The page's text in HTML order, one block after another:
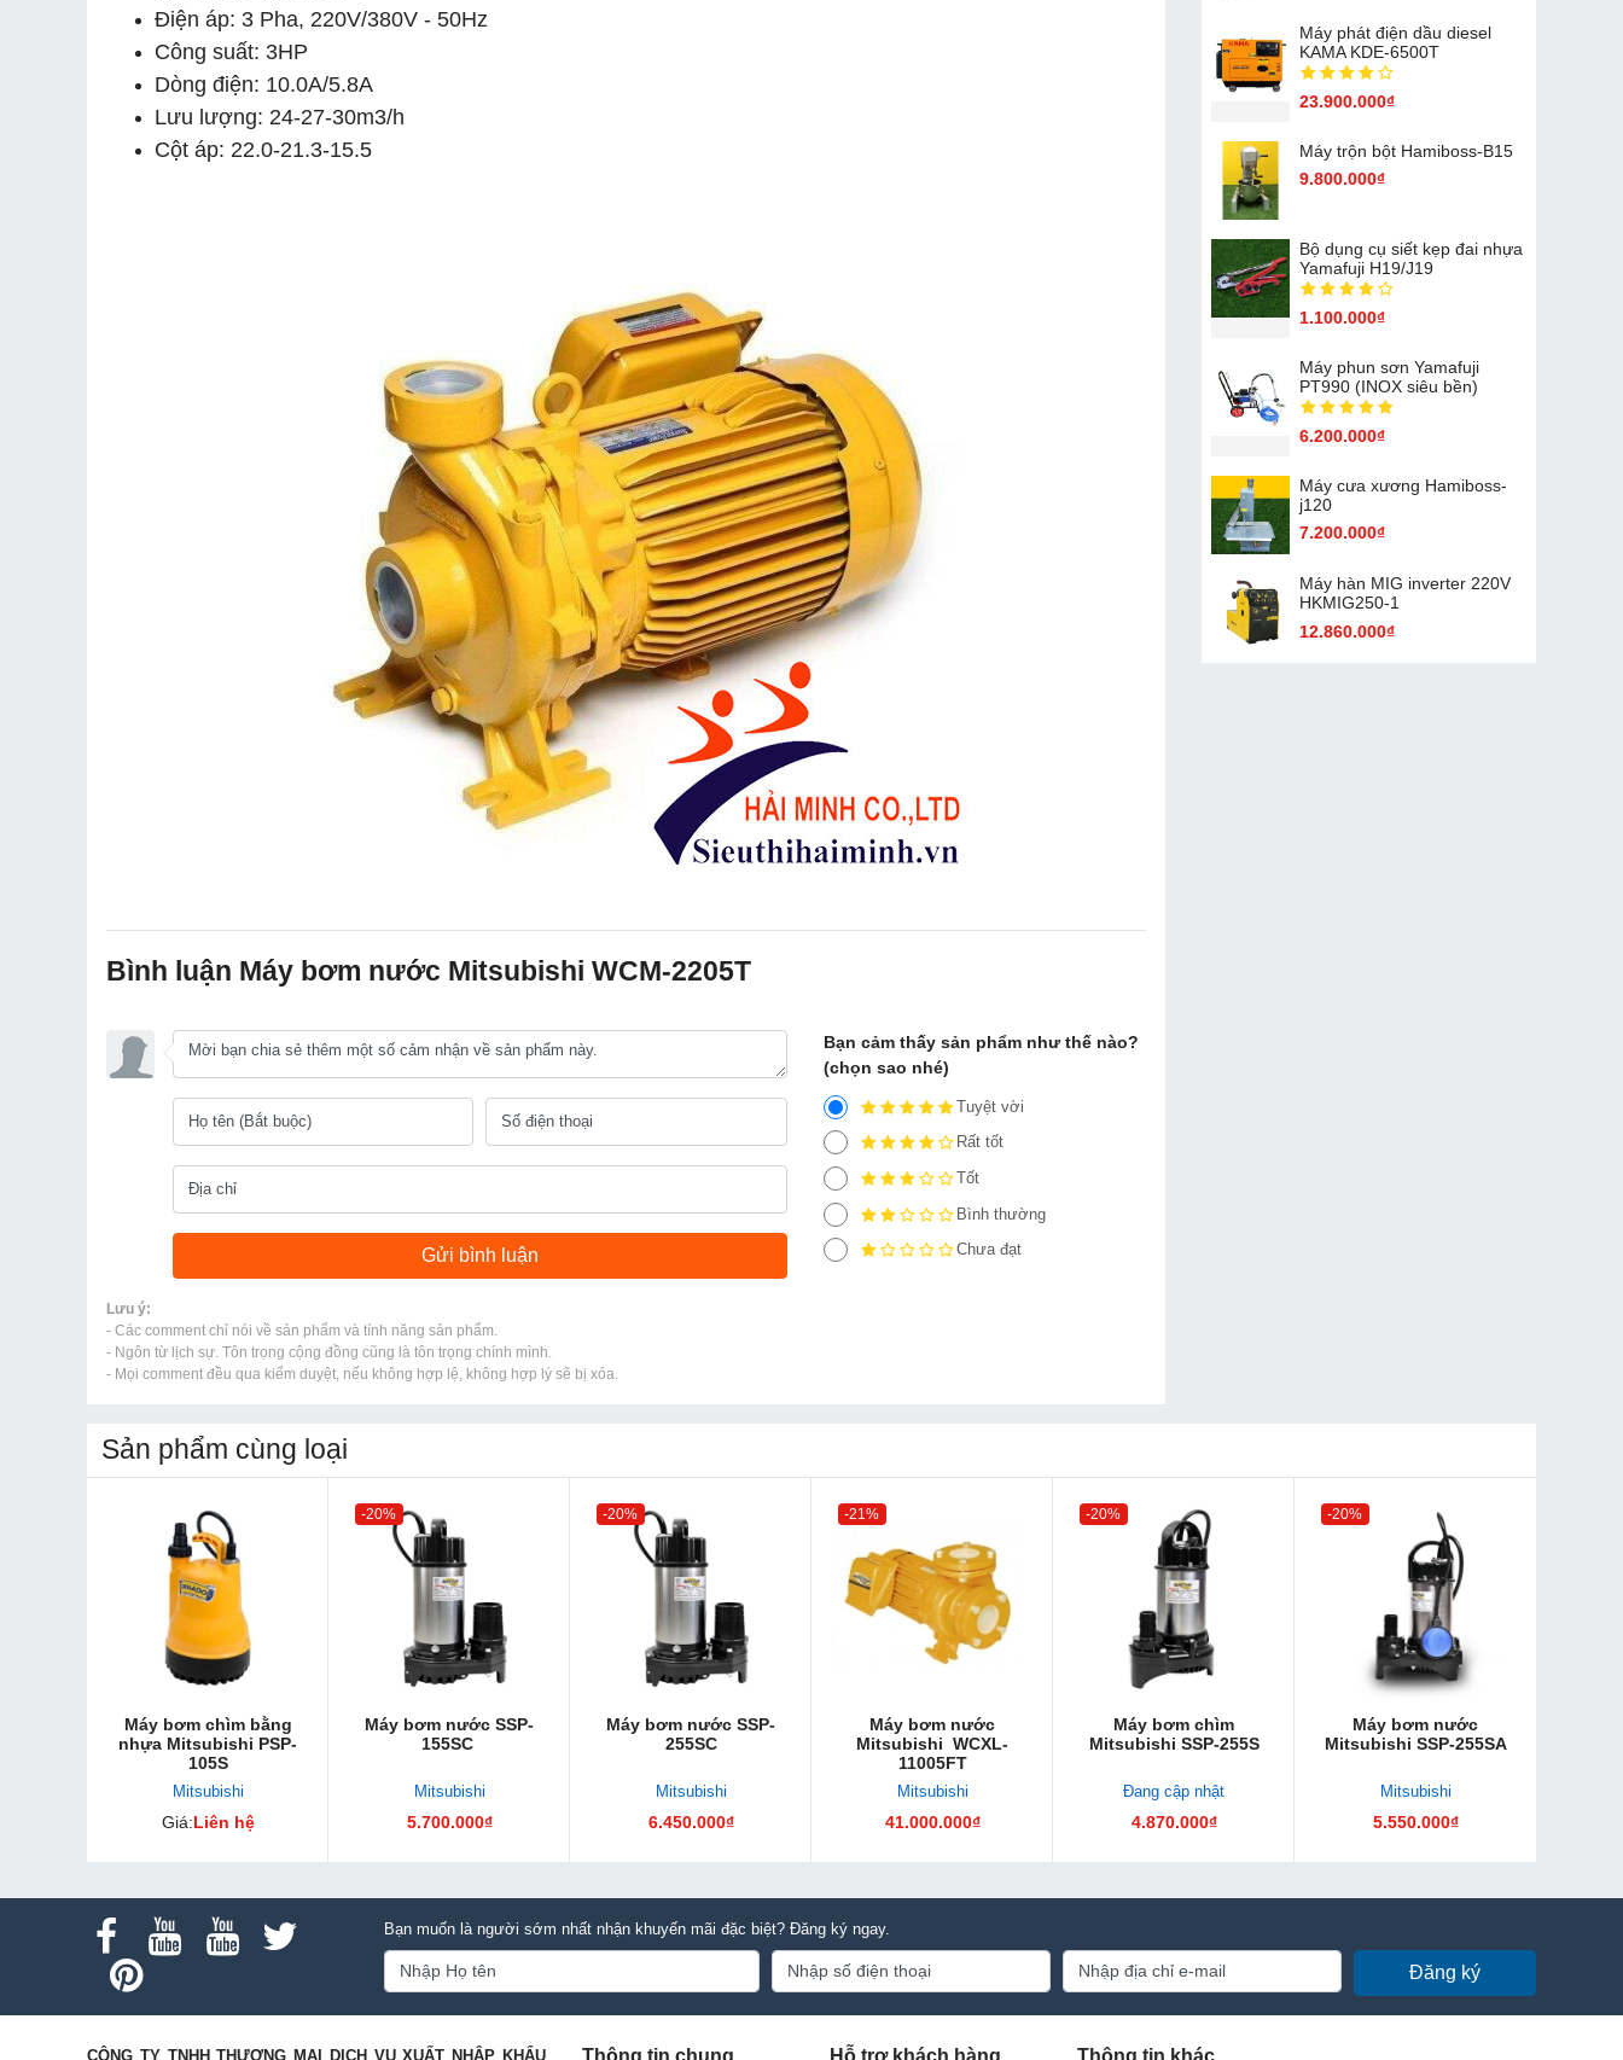
Điện áp: 3 Pha, 220V/380V - 50Hz
Công suất: 3HP
Dòng điện: 10.0A/5.8A
Lưu lượng: 24-27-30m3/h
Cột áp: 22.0-21.3-15.5
Bình luận Máy bơm nước Mitsubishi WCM-2205T
Bạn cảm thấy sản phẩm như thế nào?
(chọn sao nhé)
Tuyệt vời
Rất tốt
Tốt
Bình thường
Chưa đạt
Lưu ý:
- Các comment chỉ nói về sản phẩm và tính năng sản phẩm.
- Ngôn từ lịch sự. Tôn trọng cộng đồng cũng là tôn trọng chính mình.
- Mọi comment đều qua kiểm duyệt, nếu không hợp lệ, không hợp lý sẽ bị xóa.
Máy phát điện dầu diesel
KAMA KDE-6500T
23.900.000₫
Máy trộn bột Hamiboss-B15
9.800.000₫
Bộ dụng cụ siết kẹp đai nhựa
Yamafuji H19/J19
1.100.000₫
Máy phun sơn Yamafuji
PT990 (INOX siêu bền)
6.200.000₫
Máy cưa xương Hamiboss-
j120
7.200.000₫
Máy hàn MIG inverter 220V
HKMIG250-1
12.860.000₫
Sản phẩm cùng loại
Máy bơm chìm bằng
nhựa Mitsubishi PSP-
105S
Mitsubishi
Giá:Liên hệ
-20%
Máy bơm nước SSP-
155SC
Mitsubishi
5.700.000₫
-20%
Máy bơm nước SSP-
255SC
Mitsubishi
6.450.000₫
-21%
Máy bơm nước
Mitsubishi WCXL-
11005FT
Mitsubishi
41.000.000₫
-20%
Máy bơm chìm
Mitsubishi SSP-255S
Đang cập nhật
4.870.000₫
-20%
Máy bơm nước
Mitsubishi SSP-255SA
Mitsubishi
5.550.000₫
Bạn muốn là người sớm nhất nhận khuyến mãi đặc biệt? Đăng ký ngay.
Đăng ký
CÔNG TY TNHH THƯƠNG MẠI DỊCH VỤ XUẤT NHẬP KHẨU Thông tin chung Hỗ trợ khách hàng Thông tin khác